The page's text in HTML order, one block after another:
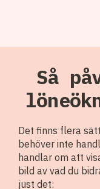
Så
Det finns flera
behöver inte
handlar om att
bild av vad du
just det: